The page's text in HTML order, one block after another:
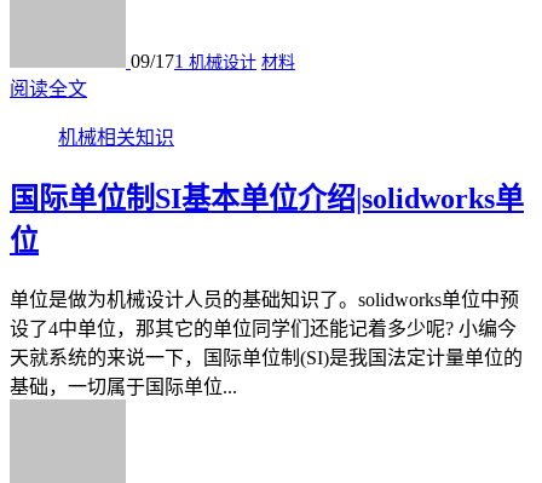
09/171 机械设计 材料
阅读全文
机械相关知识
国际单位制SI基本单位介绍|solidworks单
位
单位是做为机械设计人员的基础知识了。solidworks单位中预
设了4中单位，那其它的单位同学们还能记着多少呢? 小编今
天就系统的来说一下，国际单位制(SI)是我国法定计量单位的
基础，一切属于国际单位...